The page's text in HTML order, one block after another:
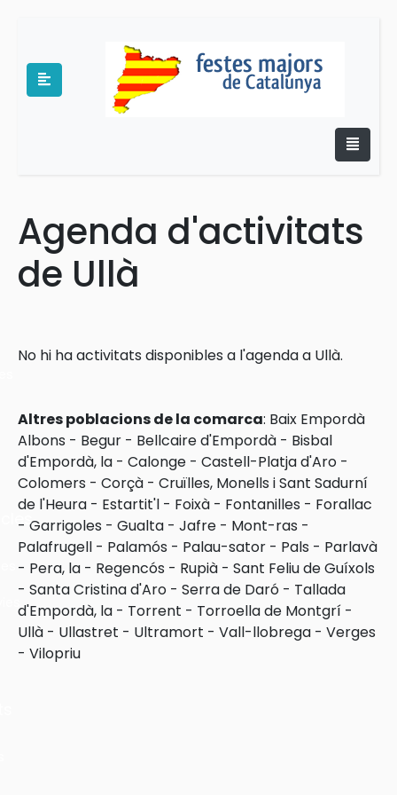
Agenda d'activitats
de Ullà
No hi ha activitats disponibles a l'agenda a Ullà.
Altres poblacions de la comarca: Baix Empordà
Albons - Begur - Bellcaire d'Empordà - Bisbal
d'Empordà, la - Calonge - Castell-Platja d'Aro -
Colomers - Corçà - Cruïlles, Monells i Sant Sadurní
de l'Heura - Estartit'l - Foixà - Fontanilles - Forallac
- Garrigoles - Gualta - Jafre - Mont-ras -
Palafrugell - Palamós - Palau-sator - Pals - Parlavà
- Pera, la - Regencós - Rupià - Sant Feliu de Guíxols
- Santa Cristina d'Aro - Serra de Daró - Tallada
d'Empordà, la - Torrent - Torroella de Montgrí -
Ullà - Ullastret - Ultramort - Vall-llobrega - Verges
- Vilopriu